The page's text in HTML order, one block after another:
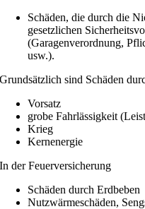
Schäden, die durch die
gesetzlichen
(Garagenverordnung,
usw.).
Grundsätzlich sind Schäden
Vorsatz
grobe Fahrlässigkeit
Krieg
Kernenergie
In der Feuerversicherung
Schäden durch Erdbeben
Nutzwärmeschäden,